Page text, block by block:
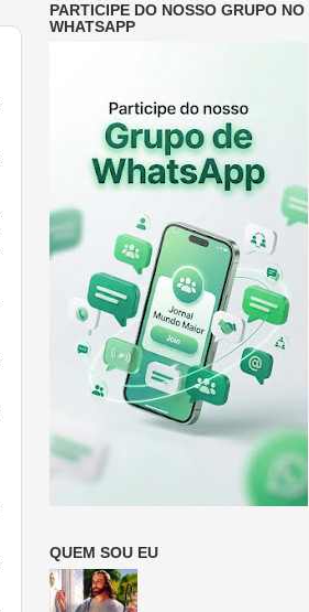
PARTICIPE DO NOSSO GRUPO NO
WHATSAPP
QUEM SOU EU